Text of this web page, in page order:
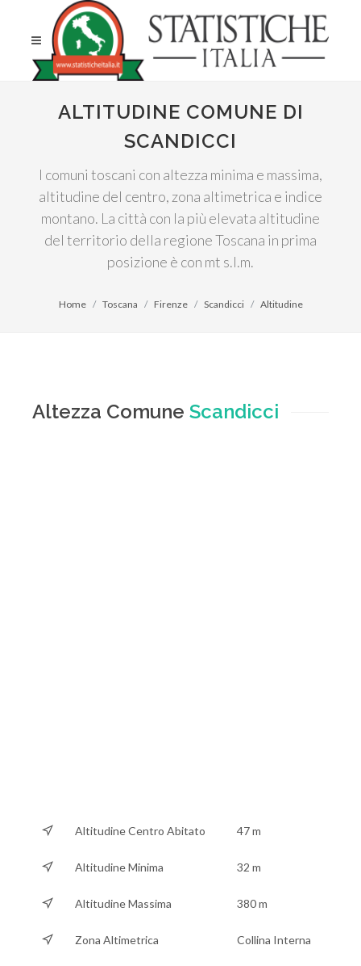
ALTITUDINE COMUNE DI
SCANDICCI
I comuni toscani con altezza minima e massima,
altitudine del centro, zona altimetrica e indice
montano. La città con la più elevata altitudine
del territorio della regione Toscana in prima
posizione è con mt s.l.m.
Home Toscana Firenze Scandicci Altitudine
Altezza Comune Scandicci
Altitudine Centro Abitato 47 m
Altitudine Minima 32 m
Altitudine Massima 380 m
Zona Altimetrica Collina Interna